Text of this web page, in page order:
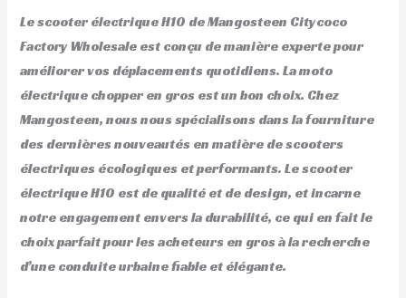
Le scooter électrique H10 de Mangosteen Citycoco
Factory Wholesale est conçu de manière experte pour
améliorer vos déplacements quotidiens. La moto
électrique chopper en gros est un bon choix. Chez
Mangosteen, nous nous spécialisons dans la fourniture
des dernières nouveautés en matière de scooters
électriques écologiques et performants. Le scooter
électrique H10 est de qualité et de design, et incarne
notre engagement envers la durabilité, ce qui en fait le
choix parfait pour les acheteurs en gros à la recherche
d’une conduite urbaine fiable et élégante.